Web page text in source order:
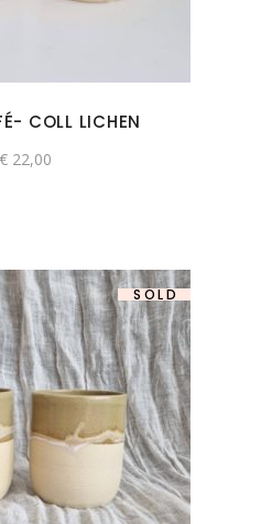
COLL LICHEN
€ 22,00
SOLD